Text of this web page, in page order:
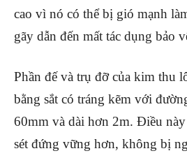
cao vì nó có thể bị gió mạnh
gãy dẫn đến mất tác dụng bảo
Phần đế và trụ đỡ của kim thu
bằng sắt có tráng kẽm với
60mm và dài hơn 2m. Điều
sét đứng vững hơn, không bị